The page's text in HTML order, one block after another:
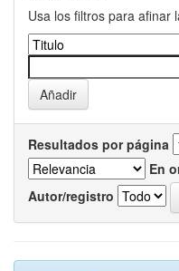
Usa los filtros para afinar
Resultados por página
En
Autor/registro